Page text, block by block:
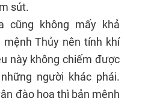
sút.
cũng không mấy khả
mệnh Thủy nên tính khí
này không chiếm được
người khác phái.
đào hoa thì bản mệnh